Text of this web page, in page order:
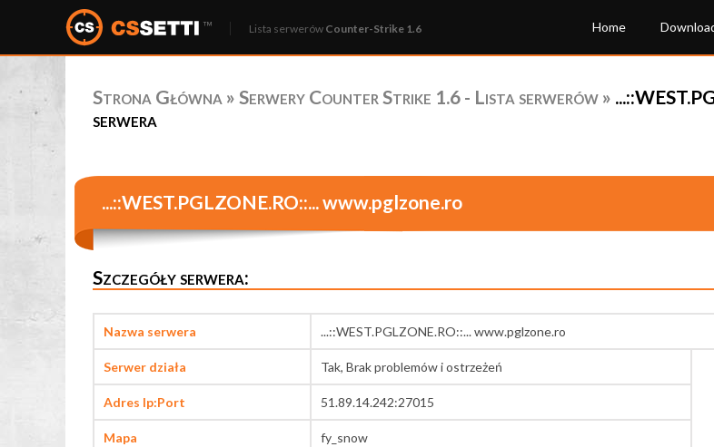
Lista serwerów Counter-Strike 1.6 Home
Strona Główna » Serwery Counter Strike 1.6 - Lista serwerów »
serwera
...::WEST.PGLZONE.RO::... www.pglzone.ro
Szczegóły serwera:
Nazwa serwera ...::WEST.PGLZONE.RO::... www.pglzone.ro
Serwer działa Tak, Brak problemów i ostrzeżeń
Adres Ip:Port 51.89.14.242:27015
Mapa fy_snow